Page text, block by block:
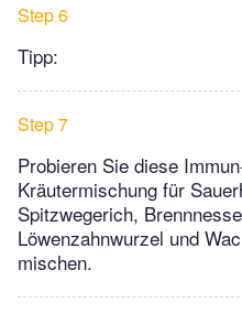
Step 6
Tipp:
Step 7
Probieren Sie diese
Kräutermischung für
Spitzwegerich,
Löwenzahnwurzel und
mischen.